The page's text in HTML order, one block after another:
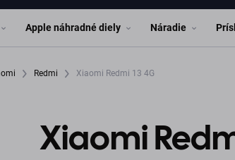
Apple náhradné diely Náradie
Redmi Xiaomi Redmi 13 4G
Xiaomi